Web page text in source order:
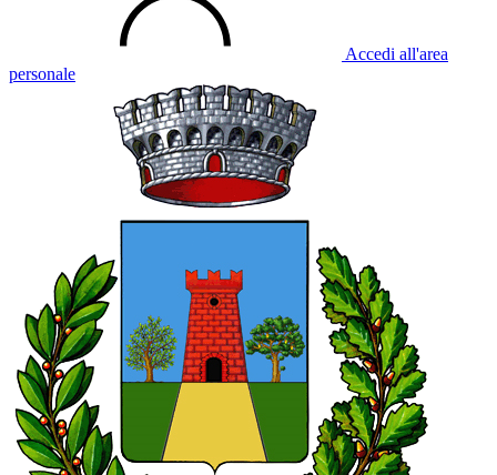
Accedi all'area
personale